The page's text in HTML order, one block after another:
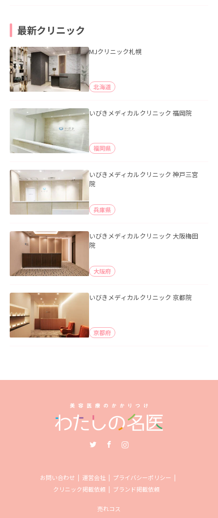
最新クリニック
MJクリニック札幌
北海道
いびきメディカルクリニック 福岡院
福岡県
いびきメディカルクリニック 神戸三宮
院
兵庫県
いびきメディカルクリニック 大阪梅田
院
大阪府
いびきメディカルクリニック 京都院
京都府
お問い合わせ 運営会社
プライバシーポリシー
クリニック掲載依頼
ブランド掲載依頼
売れコス